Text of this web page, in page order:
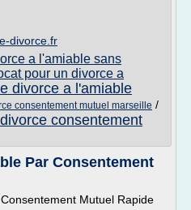
divorce.fr
a l'amiable sans
pour un divorce a
divorce a l'amiable
consentement mutuel marseille /
consentement
Par Consentement
Mutuel Rapide